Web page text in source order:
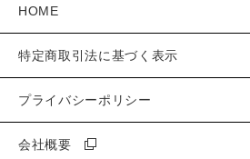
HOME
特定商取引法に基づく表示
プライバシーポリシー
会社概要